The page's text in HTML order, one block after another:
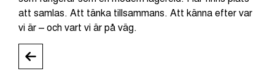
att samlas. Att tänka tillsammans. Att känna efter var
vi är – och vart vi är på väg.